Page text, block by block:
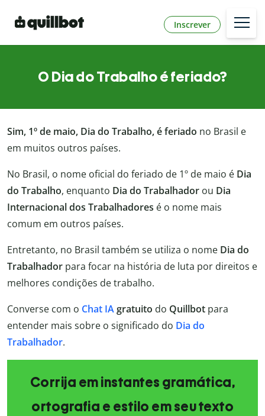
Inscrever
O Dia do Trabalho é feriado?
Sim, 1º de maio, Dia do Trabalho, é feriado no Brasil e
em muitos outros países.
No Brasil, o nome oficial do feriado de 1º de maio é Dia
do Trabalho, enquanto Dia do Trabalhador ou Dia
Internacional dos Trabalhadores é o nome mais
comum em outros países.
Entretanto, no Brasil também se utiliza o nome Dia do
Trabalhador para focar na história de luta por direitos e
melhores condições de trabalho.
Converse com o Chat IAgratuito do Quillbot para
entender mais sobre o significado do Dia do
Trabalhador.
Corrija em instantes gramática,
ortografia e estilo em seu texto